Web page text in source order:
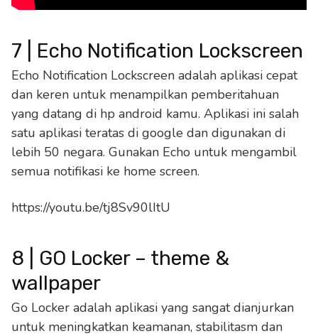
7 | Echo Notification Lockscreen
Echo Notification Lockscreen adalah aplikasi cepat
dan keren untuk menampilkan pemberitahuan
yang datang di hp android kamu. Aplikasi ini salah
satu aplikasi teratas di google dan digunakan di
lebih 50 negara. Gunakan Echo untuk mengambil
semua notifikasi ke home screen.
https://youtu.be/tj8Sv90lItU
8 | GO Locker – theme &
wallpaper
Go Locker adalah aplikasi yang sangat dianjurkan
untuk meningkatkan keamanan, stabilitasm dan